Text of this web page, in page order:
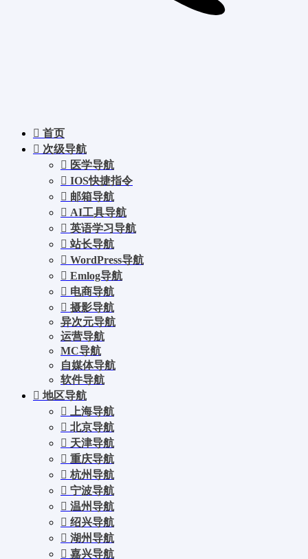
首页
次级导航
医学导航
IOS快捷指令
邮箱导航
AI工具导航
英语学习导航
站长导航
WordPress导航
Emlog导航
电商导航
摄影导航
异次元导航
运营导航
MC导航
自媒体导航
软件导航
地区导航
上海导航
北京导航
天津导航
重庆导航
杭州导航
宁波导航
温州导航
绍兴导航
湖州导航
嘉兴导航